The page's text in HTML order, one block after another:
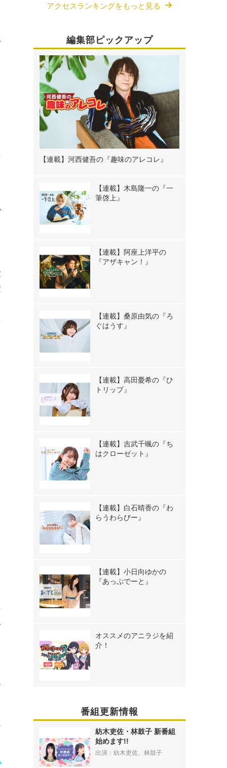
アクセスランキングをもっと見る
編集部ピックアップ
【連載】河西健吾の『趣味のアレコレ』
【連載】木島隆一の『一
筆啓上』
【連載】阿座上洋平の
『アザキャン！』
【連載】桑原由気の『ろ
ぐはうす』
【連載】高田憂希の『ひ
トリップ』
【連載】吉武千颯の『ち
はクローゼット』
【連載】白石晴香の『わ
らうわらびー』
【連載】小日向ゆかの
『あっぷでーと』
オススメのアニラジを紹
介！
番組更新情報
紡木吏佐・林鼓子 新番組
始めます!!
出演：紡木吏佐、林鼓子